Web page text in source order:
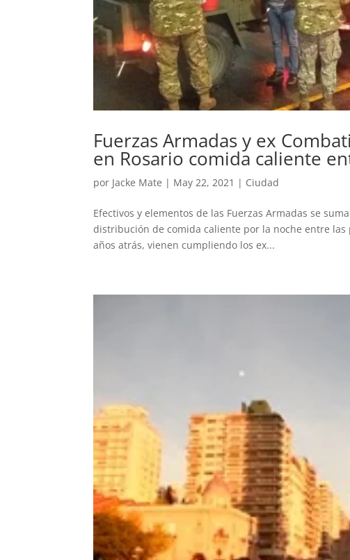
Fuerzas Armadas y ex
en Rosario comida caliente
por Jacke Mate | May 22, 2021 | Ciudad
Efectivos y elementos de las Fuerzas Armadas se
distribución de comida caliente por la noche entre
años atrás, vienen cumpliendo los ex...